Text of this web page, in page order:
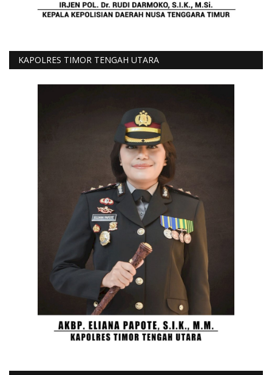
KAPOLRES TIMOR TENGAH UTARA